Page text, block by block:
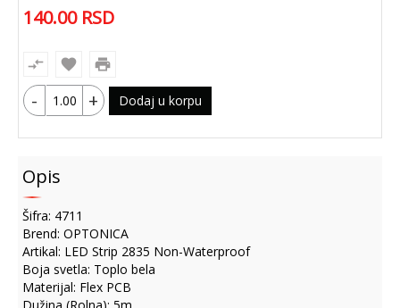
140.00 RSD
compare_arrows favorite print
- + Dodaj u korpu
Opis
Šifra: 4711
Brend: OPTONICA
Artikal: LED Strip 2835 Non-Waterproof
Boja svetla: Toplo bela
Materijal: Flex PCB
Dužina (Rolna): 5m